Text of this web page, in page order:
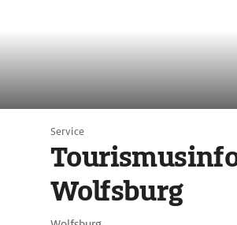
Service
Wolfsburg